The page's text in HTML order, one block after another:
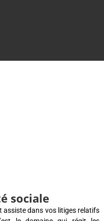
sociale
assiste dans vos litiges relatifs